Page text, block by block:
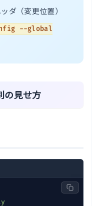
ダ（変更位置）
--global
の見せ方